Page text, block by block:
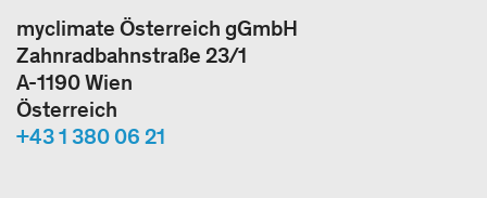
myclimate Österreich gGmbH
Zahnradbahnstraße 23/1
A-1190 Wien
Österreich
+43 1 380 06 21